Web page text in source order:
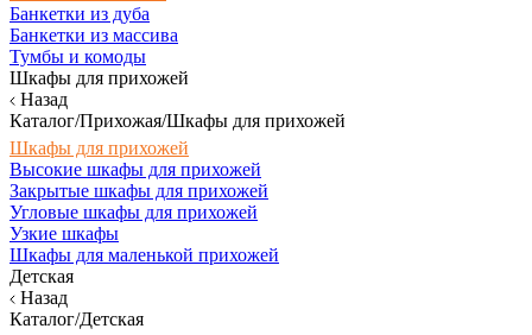
Банкетки из дуба
Банкетки из массива
Тумбы и комоды
Шкафы для прихожей
Назад
Каталог/Прихожая/Шкафы для прихожей
Шкафы для прихожей
Высокие шкафы для прихожей
Закрытые шкафы для прихожей
Угловые шкафы для прихожей
Узкие шкафы
Шкафы для маленькой прихожей
Детская
Назад
Каталог/Детская